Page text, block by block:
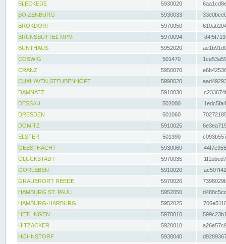
BLECKEDE
5930020
BOIZENBURG
5930033
BROKDORF
5970050
BRUNSBÜTTEL MPM
5970094
BUNTHAUS
5952020
COSWIG
501470
CRANZ
5950070
CUXHAVEN STEUBENHÖFT
5990020
DAMNATZ
5910030
DESSAU
502000
DRESDEN
501060
DÖMITZ
5910025
ELSTER
501390
GEESTHACHT
5930060
GLÜCKSTADT
5970035
GORLEBEN
5910020
GRAUERORT REEDE
5970026
HAMBURG ST. PAULI
5952050
HAMBURG-HARBURG
5952025
HETLINGEN
5970010
HITZACKER
5920010
HOHNSTORF
5930040